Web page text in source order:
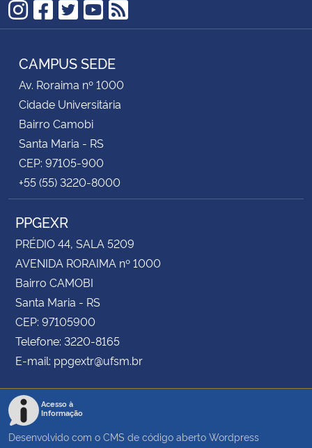
Instagram
Facebook
Twitter
YouTube
RSS
CAMPUS SEDE
Av. Roraima nº 1000
Cidade Universitária
Bairro Camobi
Santa Maria - RS
CEP: 97105-900
+55 (55) 3220-8000
PPGEXR
PRÉDIO 44, SALA 5209
AVENIDA RORAIMA nº 1000
Bairro CAMOBI
Santa Maria - RS
CEP: 97105900
Telefone: 3220-8165
E-mail: ppgextr@ufsm.br
Acesso à
Informação
Desenvolvido com o CMS de código aberto Wordpress